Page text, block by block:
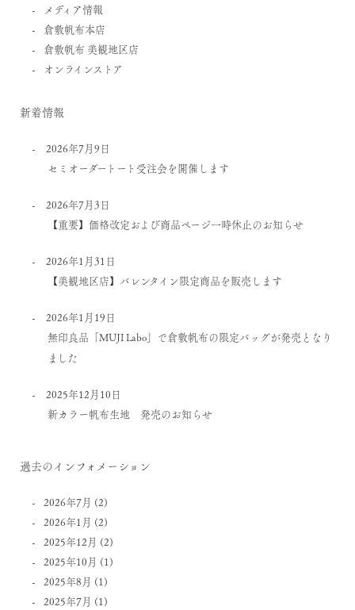
メディア情報
倉敷帆布本店
倉敷帆布 美観地区店
オンラインストア
新着情報
2026年7月9日
セミオーダートート受注会を開催します
2026年7月3日
【重要】価格改定および商品ページ一時休止のお知らせ
2026年1月31日
【美観地区店】バレンタイン限定商品を販売します
2026年1月19日
無印良品「MUJI Labo」で倉敷帆布の限定バッグが発売となり
ました
2025年12月10日
新カラー帆布生地 発売のお知らせ
過去のインフォメーション
2026年7月 (2)
2026年1月 (2)
2025年12月 (2)
2025年10月 (1)
2025年8月 (1)
2025年7月 (1)